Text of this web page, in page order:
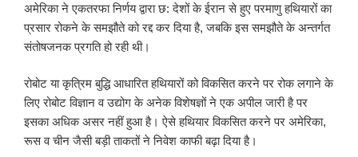
अमेरिका ने एकतरफा निर्णय द्वारा छ: देशों के ईरान से हुए परमाणु हथियारों का
प्रसार रोकने के समझौते को रद्द कर दिया है, जबकि इस समझौते के अन्तर्गत
संतोषजनक प्रगति हो रही थी।
रोबोट या कृत्रिम बुद्धि आधारित हथियारों को विकसित करने पर रोक लगाने के
लिए रोबोट विज्ञान व उद्योग के अनेक विशेषज्ञों ने एक अपील जारी है पर
इसका अधिक असर नहीं हुआ है। ऐसे हथियार विकसित करने पर अमेरिका,
रूस व चीन जैसी बड़ी ताकतों ने निवेश काफी बढ़ा दिया है।